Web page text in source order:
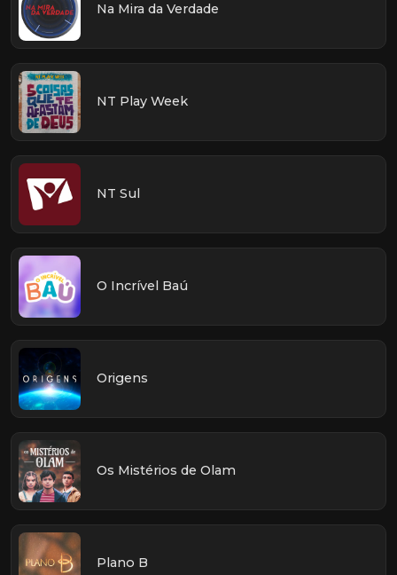
Na Mira da Verdade
NT Play Week
NT Sul
O Incrível Baú
Origens
Os Mistérios de Olam
Plano B